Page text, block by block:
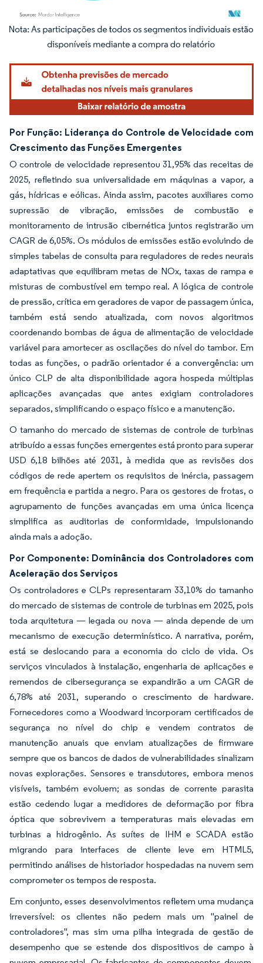
Imagem © Mordor Intelligence. O reuso requer atribuição conforme CC BY 4.0.
Por Função: Liderança do Controle de Velocidade com
Crescimento das Funções Emergentes
O controle de velocidade representou 31,95% das receitas de
2025, refletindo sua universalidade em máquinas a vapor, a
gás, hídricas e eólicas. Ainda assim, pacotes auxiliares como
supressão de vibração, emissões de combustão e
monitoramento de intrusão cibernética juntos registrarão um
CAGR de 6,05%. Os módulos de emissões estão evoluindo de
simples tabelas de consulta para reguladores de redes neurais
adaptativas que equilibram metas de NOx, taxas de rampa e
misturas de combustível em tempo real. A lógica de controle
de pressão, crítica em geradores de vapor de passagem única,
também está sendo atualizada, com novos algoritmos
coordenando bombas de água de alimentação de velocidade
variável para amortecer as oscilações do nível do tambor. Em
todas as funções, o padrão orientador é a convergência: um
único CLP de alta disponibilidade agora hospeda múltiplas
aplicações avançadas que antes exigiam controladores
separados, simplificando o espaço físico e a manutenção.
O tamanho do mercado de sistemas de controle de turbinas
atribuído a essas funções emergentes está pronto para superar
USD 6,18 bilhões até 2031, à medida que as revisões dos
códigos de rede apertem os requisitos de inércia, passagem
em frequência e partida a negro. Para os gestores de frotas, o
agrupamento de funções avançadas em uma única licença
simplifica as auditorias de conformidade, impulsionando
ainda mais a adoção.
Por Componente: Dominância dos Controladores com
Aceleração dos Serviços
Os controladores e CLPs representaram 33,10% do tamanho
do mercado de sistemas de controle de turbinas em 2025, pois
toda arquitetura — legada ou nova — ainda depende de um
mecanismo de execução determinístico. A narrativa, porém,
está se deslocando para a economia do ciclo de vida. Os
serviços vinculados à instalação, engenharia de aplicações e
remendos de cibersegurança se expandirão a um CAGR de
6,78% até 2031, superando o crescimento de hardware.
Fornecedores como a Woodward incorporam certificados de
segurança no nível do chip e vendem contratos de
manutenção anuais que enviam atualizações de firmware
sempre que os bancos de dados de vulnerabilidades sinalizam
novas explorações. Sensores e transdutores, embora menos
visíveis, também evoluem; as sondas de corrente parasita
estão cedendo lugar a medidores de deformação por fibra
óptica que sobrevivem a temperaturas mais elevadas em
turbinas a hidrogênio. As suítes de IHM e SCADA estão
migrando para interfaces de cliente leve em HTML5,
permitindo análises de historiador hospedadas na nuvem sem
comprometer os tempos de resposta.
Em conjunto, esses desenvolvimentos refletem uma mudança
irreversível: os clientes não pedem mais um "painel de
controladores", mas sim uma pilha integrada de gestão de
desempenho que se estende dos dispositivos de campo à